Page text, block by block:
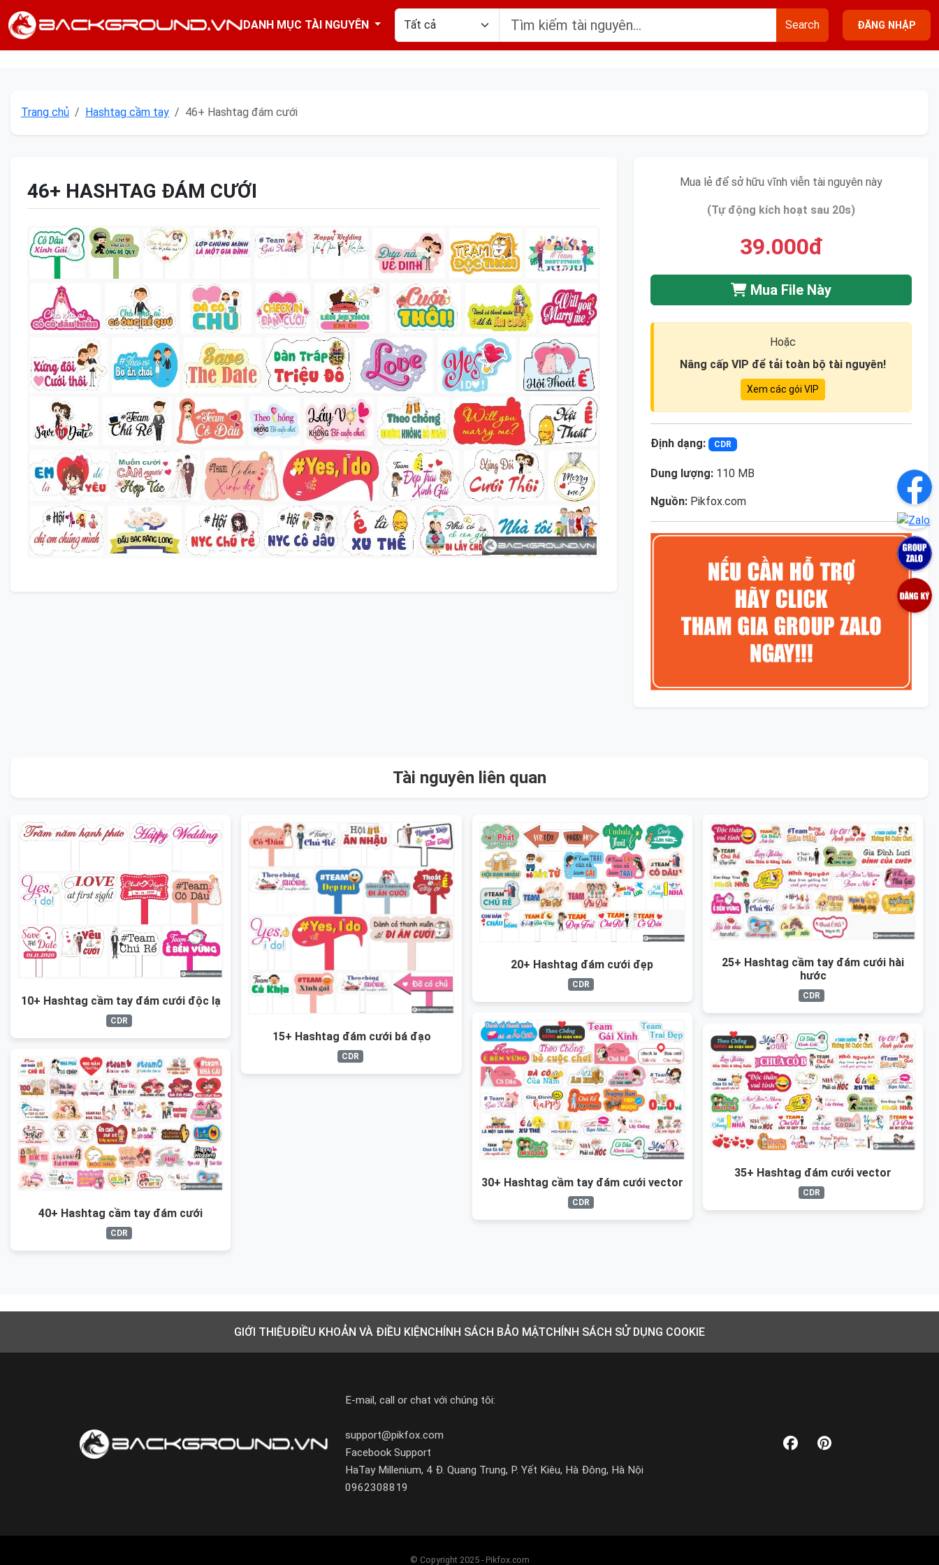
DANH MỤC TÀI NGUYÊN Search ĐĂNG NHẬP
Trang chủ Hashtag cầm tay 46+ Hashtag đám cưới
46+ HASHTAG ĐÁM CƯỚI Mua lẻ để sở hữu vĩnh viễn tài nguyên này
(Tự động kích hoạt sau 20s)
39.000đ
Mua File Này
Hoặc
Nâng cấp VIP để tải toàn bộ tài nguyên!
Xem các gói VIP
Định dạng: CDR
Dung lượng: 110 MB
Nguồn: Pikfox.com
Tài nguyên liên quan
10+ Hashtag cầm tay đám cưới độc lạ
CDR
15+ Hashtag đám cưới bá đạo
CDR
20+ Hashtag đám cưới đẹp
CDR
25+ Hashtag cầm tay đám cưới hài
hước
CDR
30+ Hashtag cầm tay đám cưới vector
CDR
35+ Hashtag đám cưới vector
CDR
40+ Hashtag cầm tay đám cưới
CDR
GIỚI THIỆUĐIỀU KHOẢN VÀ ĐIỀU KIỆNCHÍNH SÁCH BẢO MẬTCHÍNH SÁCH SỬ DỤNG COOKIE
E-mail, call or chat với chúng tôi:
support@pikfox.com
Facebook Support
HaTay Millenium, 4 Đ. Quang Trung, P. Yết Kiêu, Hà Đông, Hà Nội
0962308819
© Copyright 2025 - Pikfox.com